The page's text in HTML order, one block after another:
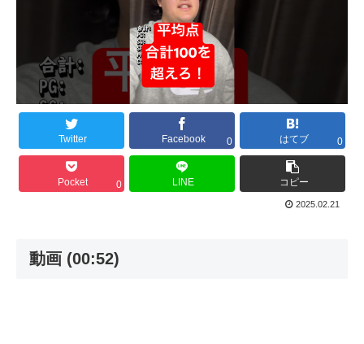
Twitter Facebook 0 はてブ 0
Pocket 0 LINE コピー
2025.02.21
動画 (00:52)